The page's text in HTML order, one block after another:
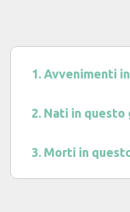
Avvenimenti
Nati in questo
Morti in